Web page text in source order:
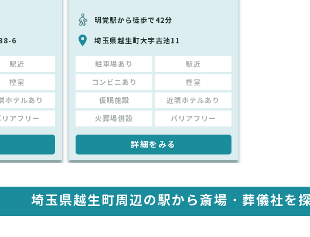
6
駅近
控室
ホテルあり
リアフリー
明覚駅から徒歩で42分
埼玉県越生町大字古池11
駐車場あり 駅近
コンビニあり 控室
仮眠施設 近隣ホテルあり
火葬場併設 バリアフリー
詳細をみる
埼玉県越生町周辺の駅から 斎場・葬儀社を